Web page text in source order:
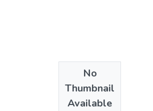
No
Thumbnail
Available